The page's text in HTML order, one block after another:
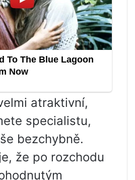
atraktivní,
specialistu,
bezchybně.
že po rozchodu